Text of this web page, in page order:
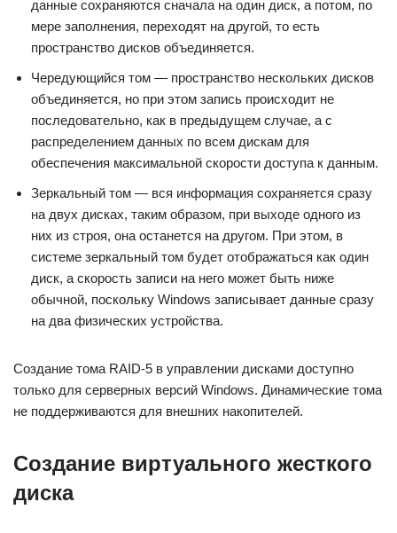
данные сохраняются сначала на один диск, а потом, по
мере заполнения, переходят на другой, то есть
пространство дисков объединяется.
Чередующийся том — пространство нескольких дисков
объединяется, но при этом запись происходит не
последовательно, как в предыдущем случае, а с
распределением данных по всем дискам для
обеспечения максимальной скорости доступа к данным.
Зеркальный том — вся информация сохраняется сразу
на двух дисках, таким образом, при выходе одного из
них из строя, она останется на другом. При этом, в
системе зеркальный том будет отображаться как один
диск, а скорость записи на него может быть ниже
обычной, поскольку Windows записывает данные сразу
на два физических устройства.
Создание тома RAID-5 в управлении дисками доступно
только для серверных версий Windows. Динамические тома
не поддерживаются для внешних накопителей.
Создание виртуального жесткого
диска